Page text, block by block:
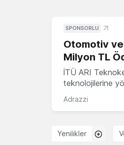
SPONSORLU
Otomotiv
Milyon TL
İTÜ ARI
teknolojilerine
Adrazzi
Yenilikler